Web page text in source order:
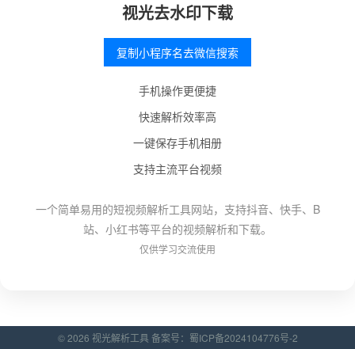
视光去水印下载
复制小程序名去微信搜索
手机操作更便捷
快速解析效率高
一键保存手机相册
支持主流平台视频
一个简单易用的短视频解析工具网站，支持抖音、快手、B
站、小红书等平台的视频解析和下载。
仅供学习交流使用
© 2026 视光解析工具 备案号： 蜀ICP备2024104776号-2